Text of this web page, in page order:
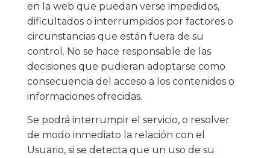
en la web que puedan verse impedidos,
dificultados o interrumpidos por factores o
circunstancias que están fuera de su
control. No se hace responsable de las
decisiones que pudieran adoptarse como
consecuencia del acceso a los contenidos o
informaciones ofrecidas.
Se podrá interrumpir el servicio, o resolver
de modo inmediato la relación con el
Usuario, si se detecta que un uso de su